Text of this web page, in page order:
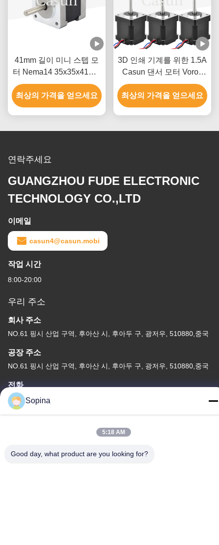
41mm 길이 미니 스텝 모
터 Nema14 35x35x41mm
180mN.M 의료용 기계
최상의 가격을 얻으세요
3D 인쇄 기계를 위한 1.5A
Casun 댄서 모터 Voron
장비 1x17HS08-1004S+
6x17HS19-2004S1
최상의 가격을 얻으세요
연락주세요
GUANGZHOU FUDE ELECTRONIC
TECHNOLOGY CO.,LTD
이메일
casun4@casun.mobi
작업 시간
8:00-20:00
우리 주소
회사 주소
NO.61 핑시 산업 구역, 후아산 시, 후아두 구, 광저우, 510880,중국
공장 주소
NO.61 핑시 산업 구역, 후아산 시, 후아두 구, 광저우, 510880,중국
전화
86-13539447986
중국 상등품 하이브리드 스테퍼 모터 공급자. 저작권 (c) 2023-2026
Sopina
5:18 AM
Good day, what product are you looking for?